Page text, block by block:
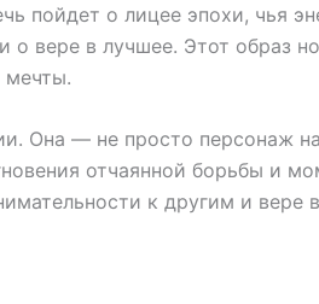
пойдет о лицее эпохи, чья
вере в лучшее. Этот образ
мечты.
Она — не просто персонаж
отчаянной борьбы и
к другим и вере